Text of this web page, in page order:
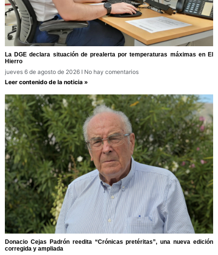
La DGE declara situación de prealerta por temperaturas máximas en El
Hierro
jueves 6 de agosto de 2026
No hay comentarios
Leer contenido de la noticia »
Donacio Cejas Padrón reedita “Crónicas pretéritas”, una nueva edición
corregida y ampliada